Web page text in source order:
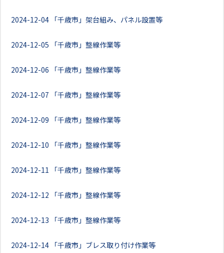
2024-12-04 「千歳市」架台組み、パネル設置等
2024-12-05 「千歳市」整線作業等
2024-12-06 「千歳市」整線作業等
2024-12-07 「千歳市」整線作業等
2024-12-09 「千歳市」整線作業等
2024-12-10 「千歳市」整線作業等
2024-12-11 「千歳市」整線作業等
2024-12-12 「千歳市」整線作業等
2024-12-13 「千歳市」整線作業等
2024-12-14 「千歳市」ブレス取り付け作業等